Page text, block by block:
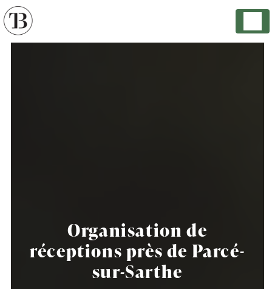
Organisation de
réceptions près de Parcé-
sur-Sarthe
Panneau de gestion des cookies